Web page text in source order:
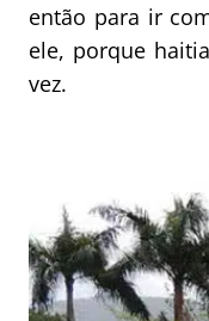
então para ir
ele, porque
vez.